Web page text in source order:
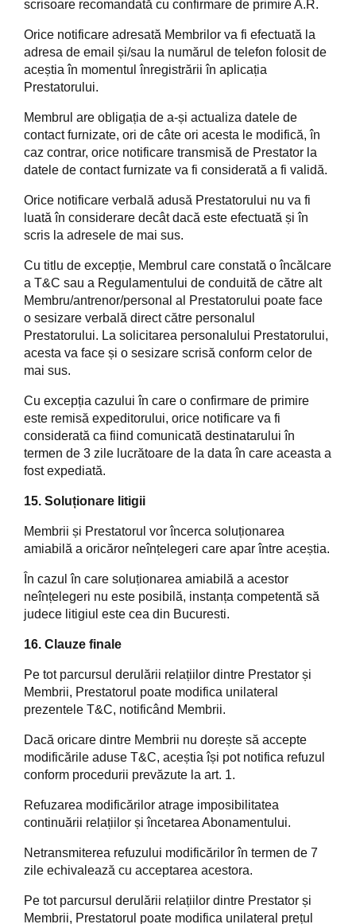
scrisoare recomandată cu confirmare de primire A.R.
Orice notificare adresată Membrilor va fi efectuată la
adresa de email și/sau la numărul de telefon folosit de
aceștia în momentul înregistrării în aplicația
Prestatorului.
Membrul are obligația de a-și actualiza datele de
contact furnizate, ori de câte ori acesta le modifică, în
caz contrar, orice notificare transmisă de Prestator la
datele de contact furnizate va fi considerată a fi validă.
Orice notificare verbală adusă Prestatorului nu va fi
luată în considerare decât dacă este efectuată și în
scris la adresele de mai sus.
Cu titlu de excepție, Membrul care constată o încălcare
a T&C sau a Regulamentului de conduită de către alt
Membru/antrenor/personal al Prestatorului poate face
o sesizare verbală direct către personalul
Prestatorului. La solicitarea personalului Prestatorului,
acesta va face și o sesizare scrisă conform celor de
mai sus.
Cu excepția cazului în care o confirmare de primire
este remisă expeditorului, orice notificare va fi
considerată ca fiind comunicată destinatarului în
termen de 3 zile lucrătoare de la data în care aceasta a
fost expediată.
15. Soluționare litigii
Membrii și Prestatorul vor încerca soluționarea
amiabilă a oricăror neînțelegeri care apar între aceștia.
În cazul în care soluționarea amiabilă a acestor
neînțelegeri nu este posibilă, instanța competentă să
judece litigiul este cea din Bucuresti.
16. Clauze finale
Pe tot parcursul derulării relațiilor dintre Prestator și
Membrii, Prestatorul poate modifica unilateral
prezentele T&C, notificând Membrii.
Dacă oricare dintre Membrii nu dorește să accepte
modificările aduse T&C, aceștia își pot notifica refuzul
conform procedurii prevăzute la art. 1.
Refuzarea modificărilor atrage imposibilitatea
continuării relațiilor și încetarea Abonamentului.
Netransmiterea refuzului modificărilor în termen de 7
zile echivalează cu acceptarea acestora.
Pe tot parcursul derulării relațiilor dintre Prestator și
Membrii, Prestatorul poate modifica unilateral prețul